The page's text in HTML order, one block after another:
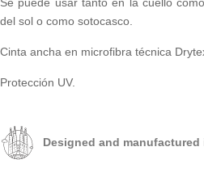
del sol o como sotocasco.
Cinta ancha en microfibra técnica
Protección UV.
Designed and manufactured